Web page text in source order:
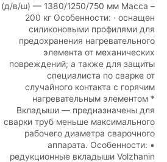
(д/в/ш) — 1380/1250/750 мм Масса –
200 кг Особенности: · оснащен
силиконовыми профилями для
предохранения нагревательного
элемента от механических
повреждений; а также для защиты
специалиста по сварке от
случайного контакта с горячим
нагревательным элементом *
Вкладыши — предназначены для
сварки труб меньше максимального
рабочего диаметра сварочного
аппарата. Особенности: •
редукционные вкладыши Volzhanin